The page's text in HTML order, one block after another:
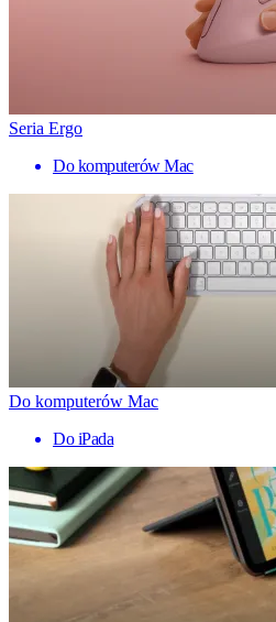
Seria Ergo
Do komputerów Mac
Do komputerów Mac
Do iPada